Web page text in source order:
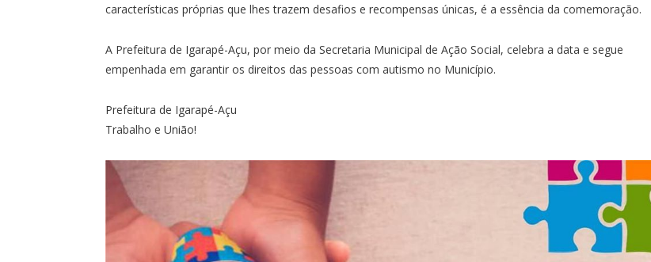
características próprias que lhes trazem desafios e recompensas únicas, é a essência da comemoração.
A Prefeitura de Igarapé-Açu, por meio da Secretaria Municipal de Ação Social, celebra a data e segue
empenhada em garantir os direitos das pessoas com autismo no Município.
Prefeitura de Igarapé-Açu
Trabalho e União!